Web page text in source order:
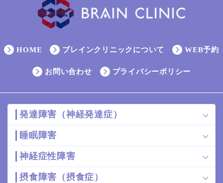
HOME ブレインクリニックについて WEB予約
お問い合わせ プライバシーポリシー
発達障害（神経発達症）
睡眠障害
神経症性障害
摂食障害（摂食症）